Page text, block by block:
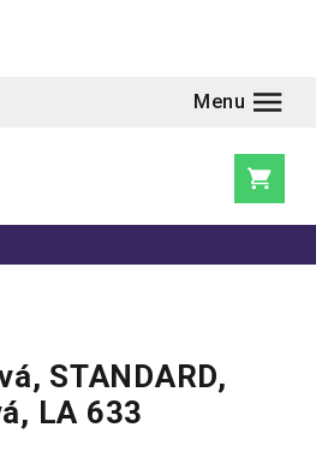
STANDARD,
LA 633